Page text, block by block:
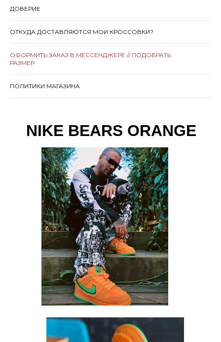
ДОВЕРИЕ
ОТКУДА ДОСТАВЛЯЮТСЯ МОИ КРОССОВКИ?
ОФОРМИТЬ ЗАКАЗ В МЕССЕНДЖЕРЕ // ПОДОБРАТЬ
РАЗМЕР
ПОЛИТИКИ МАГАЗИНА
NIKE BEARS ORANGE